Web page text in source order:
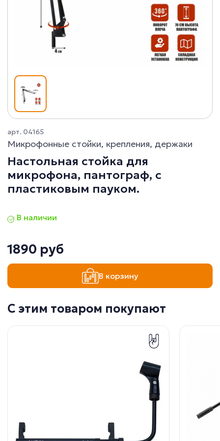
арт. 04165
Микрофонные стойки, крепления, держаки
Настольная стойка для
микрофона, пантограф, с
пластиковым пауком.
В наличии
1890 руб
В корзину
С этим товаром покупают